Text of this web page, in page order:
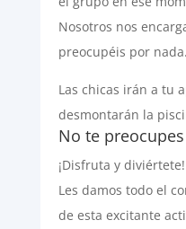
Nosotros nos
preocupéis por nada.
Las chicas irán a tu
desmontarán la
No te
¡Disfruta y diviértete!
Les damos todo el
de esta excitante